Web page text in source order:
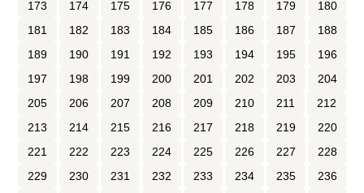
173
174 175 176 177 178 179
180
181
182 183 184 185 186 187
188
189
190 191 192 193 194 195
196
197
198 199 200 201 202 203
204
205
206 207 208 209 210 211
212
213
214 215 216 217 218 219
220
221
222 223 224 225 226 227
228
229
230 231 232 233 234 235
236